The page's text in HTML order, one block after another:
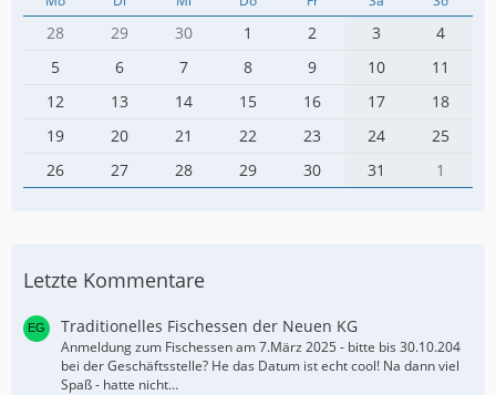
28 29 30 1 2 3
4
5
6 7 8 9 10
11
12
13 14 15 16 17
18
19
20 21 22 23 24
25
26
27 28 29 30 31 1
Letzte Kommentare
Traditionelles Fischessen der Neuen KG
Anmeldung zum Fischessen am 7.März 2025 - bitte bis 30.10.204
bei der Geschäftsstelle? He das Datum ist echt cool! Na dann viel
Spaß - hatte nicht…